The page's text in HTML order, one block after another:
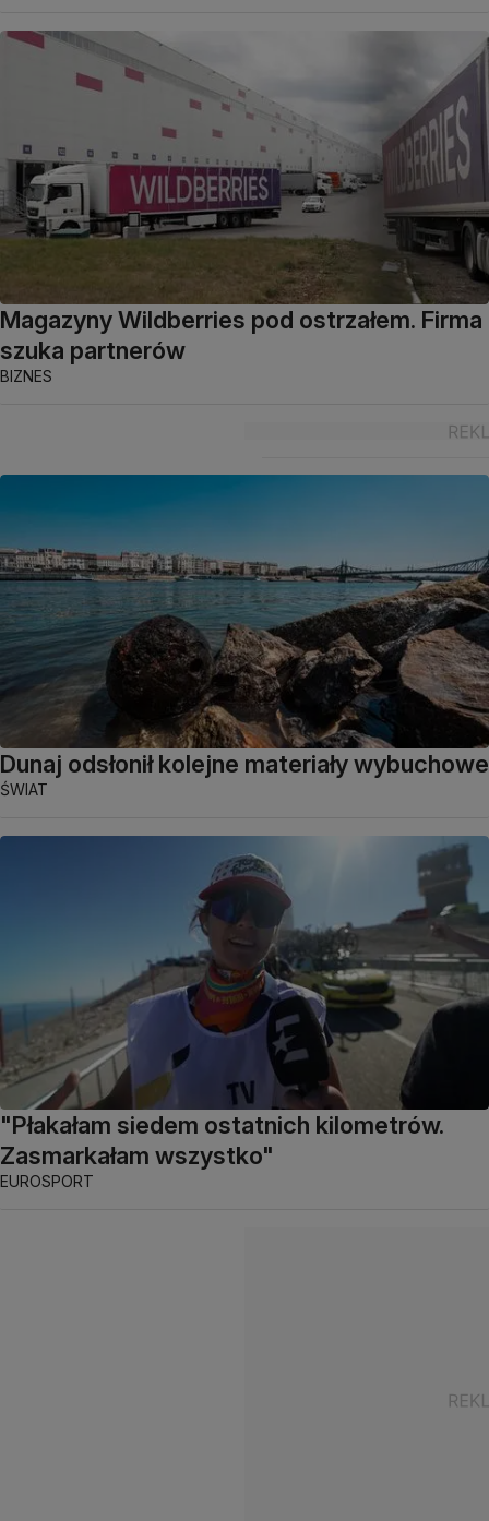
Magazyny Wildberries pod ostrzałem. Firma
szuka partnerów
BIZNES
Dunaj odsłonił kolejne materiały wybuchowe
ŚWIAT
"Płakałam siedem ostatnich kilometrów.
Zasmarkałam wszystko"
EUROSPORT